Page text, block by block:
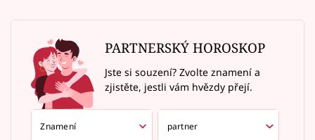
PARTNERSKÝ HOROSKOP
Jste si souzení? Zvolte znamení a
zjistěte, jestli vám hvězdy přejí.